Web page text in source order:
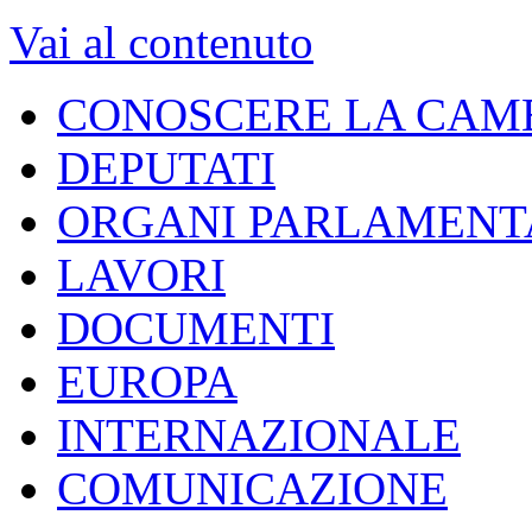
Vai al contenuto
CONOSCERE LA
DEPUTATI
ORGANI
LAVORI
DOCUMENTI
EUROPA
INTERNAZIONALE
COMUNICAZIONE